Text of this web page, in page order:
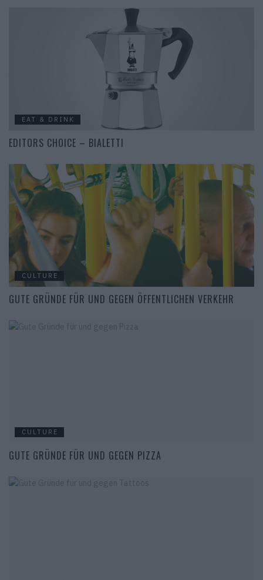
EAT & DRINK
EDITORS CHOICE – BIALETTI
CULTURE
GUTE GRÜNDE FÜR UND GEGEN ÖFFENTLICHEN VERKEHR
CULTURE
GUTE GRÜNDE FÜR UND GEGEN PIZZA